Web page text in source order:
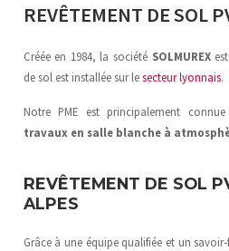
REVÊTEMENT DE SOL
Créée en 1984, la société SOLMUREXest
de sol est installée sur lesecteur lyonnais.
Notre PME est principalement
travaux en salle blancheà
REVÊTEMENT DE SOL
ALPES
Grâce à une équipe qualifiée et un